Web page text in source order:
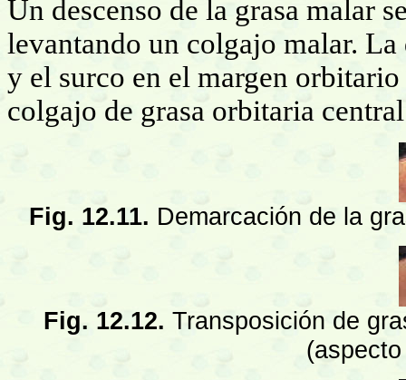
Un descenso de la grasa malar
levantando un colgajo malar.
y el surco en el margen
colgajo de grasa orbitaria
Fig. 12.11. Demarcación de la
Fig. 12.12. Transposición de